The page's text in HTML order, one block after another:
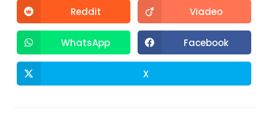
Reddit Viadeo
WhatsApp Facebook
X